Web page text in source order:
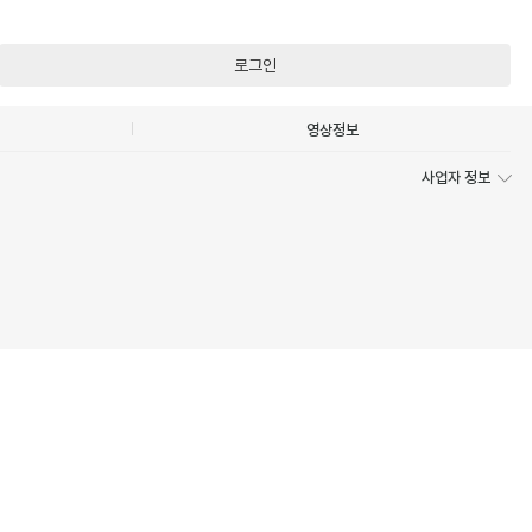
로그인
영상정보
사업자 정보